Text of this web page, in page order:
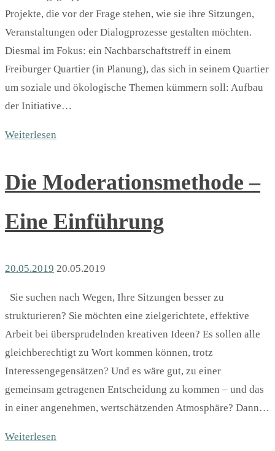
Projekte, die vor der Frage stehen, wie sie ihre Sitzungen,
Veranstaltungen oder Dialogprozesse gestalten möchten.
Diesmal im Fokus: ein Nachbarschaftstreff in einem
Freiburger Quartier (in Planung), das sich in seinem Quartier
um soziale und ökologische Themen kümmern soll: Aufbau
der Initiative…
Weiterlesen
Die Moderationsmethode –
Eine Einführung
20.05.2019 20.05.2019
Sie suchen nach Wegen, Ihre Sitzungen besser zu
strukturieren? Sie möchten eine zielgerichtete, effektive
Arbeit bei übersprudelnden kreativen Ideen? Es sollen alle
gleichberechtigt zu Wort kommen können, trotz
Interessengegensätzen? Und es wäre gut, zu einer
gemeinsam getragenen Entscheidung zu kommen – und das
in einer angenehmen, wertschätzenden Atmosphäre? Dann…
Weiterlesen